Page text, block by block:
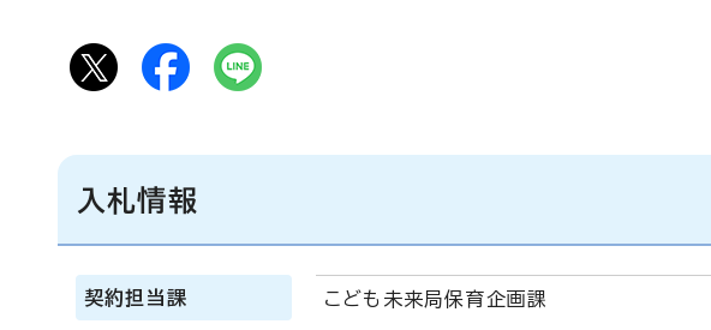
入札情報
契約担当課 こども未来局保育企画課